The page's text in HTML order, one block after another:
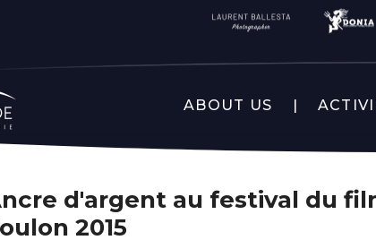
ABOUT US
d'argent au festival du
2015